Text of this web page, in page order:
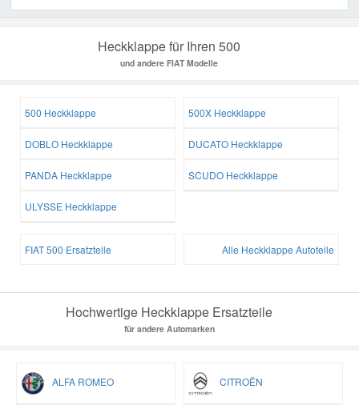
Heckklappe für Ihren 500
und andere FIAT Modelle
500 Heckklappe 500X Heckklappe
DOBLO Heckklappe DUCATO Heckklappe
PANDA Heckklappe SCUDO Heckklappe
ULYSSE Heckklappe
FIAT 500 Ersatzteile Alle Heckklappe Autoteile
Hochwertige Heckklappe Ersatzteile
für andere Automarken
ALFA ROMEO CITROËN